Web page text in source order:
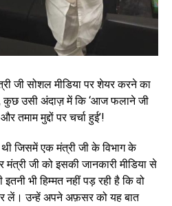
जी सोशल मीडिया पर शेयर करने का
कुछ उसी अंदाज़ में कि ‘आज फलाने जी
तमाम मुद्दों पर चर्चा हुई’!
जिसमें एक मंत्री जी के विभाग के
जी को इसकी जानकारी मीडिया से
भी हिम्मत नहीं पड़ रही है कि वो
लें। उन्हें अपने अफ़सर को यह बात